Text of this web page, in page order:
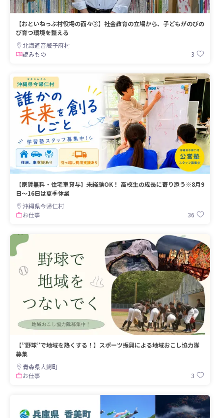
【おといねっぷ村役場の面々②】社会教育の立場から、子どもがのびの
び育つ環境を整える
北海道音威子府村
読みもの
3
【家賃無料・住宅車貸与】未経験OK！ 高校生の成長に寄り添う※8月9
日～16日は夏季休業
沖縄県今帰仁村
お仕事
36
【”野球”で地域を熱くする！】スポーツ振興による地域おこし協力隊
募集
青森県大鰐町
お仕事
3